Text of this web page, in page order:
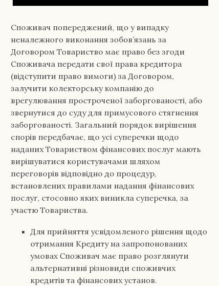
Споживач попереджений, що у випадку
неналежного виконання зобов’язань за
Договором Товариство має право без згоди
Споживача передати свої права кредитора
(відступити право вимоги) за Договором,
залучити колекторську компанію до
врегулювання простроченої заборгованості, або
звернутися до суду для примусового стягнення
заборгованості. Загальний порядок вирішення
спорів передбачає, що усі суперечки щодо
наданих Товариством фінансових послуг мають
вирішуватися користувачами шляхом
переговорів відповідно до процедур,
встановлених правилами надання фінансових
послуг, стосовно яких виникла суперечка, за
участю Товариства.
Для прийняття усвідомленого рішення щодо
отримання Кредиту на запропонованих
умовах Споживач має право розглянути
альтернативні різновиди споживчих
кредитів та фінансових установ.